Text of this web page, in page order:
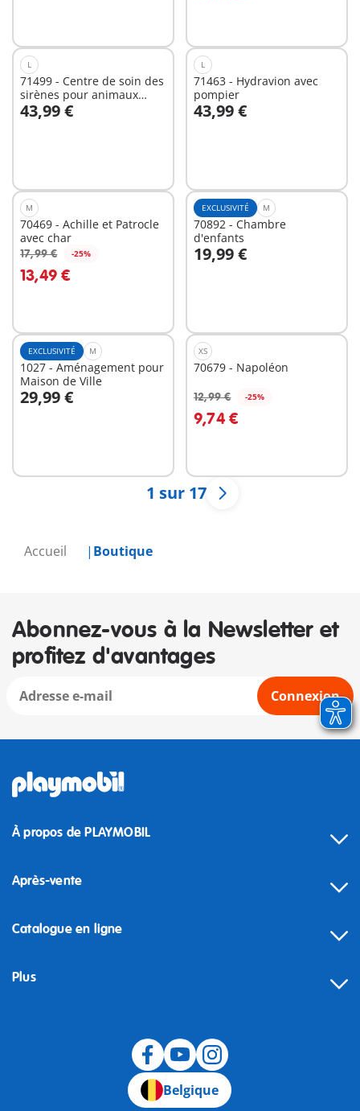
Accueil Boutique
L
71499 - Centre de soin des
sirènes pour animaux
marins
43,99 €
Au panier
L
71463 - Hydravion avec
pompier
43,99 €
Au panier
M
70469 - Achille et Patrocle
avec char
17,99 € -25%
13,49 €
Au panier
EXCLUSIVITÉ M
70892 - Chambre
d'enfants
19,99 €
Au panier
EXCLUSIVITÉ M
1027 - Aménagement pour
Maison de Ville
29,99 €
Au panier
XS
70679 - Napoléon
12,99 € -25%
9,74 €
Au panier
1 sur 17
Abonnez-vous à la Newsletter et
profitez d'avantages
Connexion
À propos de PLAYMOBIL
Après-vente
Catalogue en ligne
Plus
Belgique